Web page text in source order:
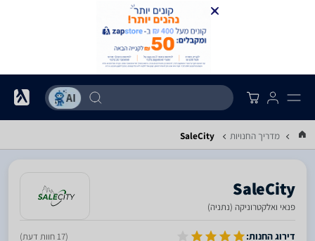
מדריך החנויות SaleCity
SaleCity
פנאי ואלקטרוניקה (נתניה)
דירוג החנות: (17 חוות דעת) סגור